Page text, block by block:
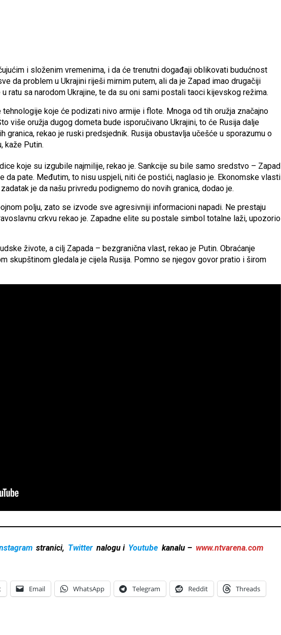
i složenim vremenima, i da će trenutni događaji oblikovati budućnost
da problem u Ukrajini riješi mirnim putem, ali da je Zapad imao drugačiji
ratu sa narodom Ukrajine, te da su oni sami postali taoci kijevskog režima.
koje će podizati nivo armije i flote. Mnoga od tih oružja značajno
više oružja dugog dometa bude isporučivano Ukrajini, to će Rusija dalje
granica, rekao je ruski predsjednik. Rusija obustavlja učešće u sporazumu o
kaže Putin.
koje su izgubile najmilije, rekao je. Sankcije su bile samo sredstvo – Zapad
da pate. Međutim, to nisu uspjeli, niti će postići, naglasio je. Ekonomske vlasti
je da našu privredu podignemo do novih granica, dodao je.
polju, zato se izvode sve agresivniji informacioni napadi. Ne prestaju
crkvu rekao je. Zapadne elite su postale simbol totalne laži, upozorio
živote, a cilj Zapada – bezgranična vlast, rekao je Putin. Obraćanje
skupštinom gledala je cijela Rusija. Pomno se njegov govor pratio i širom
stranici, Twitter nalogu i Youtube kanalu – www.ntvarena.com
Email WhatsApp Telegram Reddit Threads